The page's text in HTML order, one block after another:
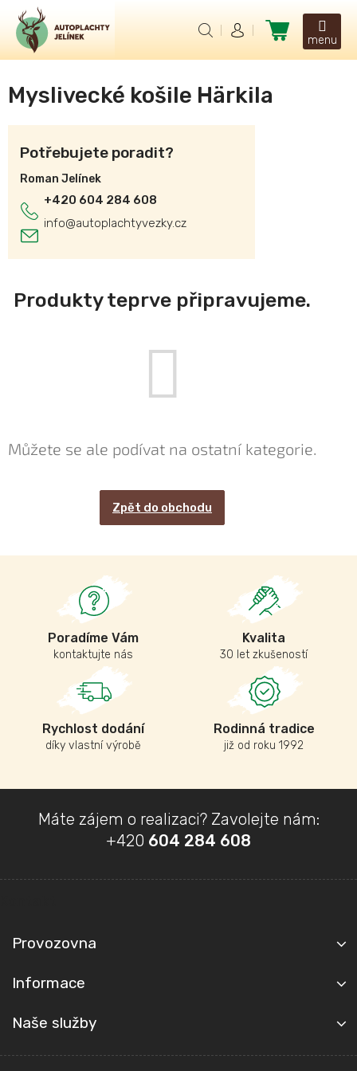
obsah
Nákupní
košík
Myslivecké košile Härkila
Potřebujete poradit?
Roman Jelínek
info@autoplachtyvezky.cz
+420 604 284 608
Produkty teprve připravujeme.
Můžete se ale podívat na ostatní kategorie.
Zpět do obchodu
Poradíme Vám
kontaktujte nás
Kvalita
30 let zkušeností
Rychlost dodání
díky vlastní výrobě
Rodinná tradice
již od roku 1992
a
Máte zájem o realizaci? Zavolejte nám:
+420 604 284 608
Provozovna
Informace
Naše služby